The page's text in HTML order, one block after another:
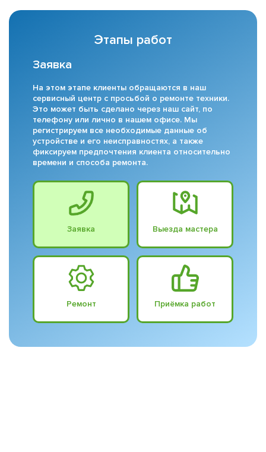
Этапы работ
Заявка
На этом этапе клиенты обращаются в наш
сервисный центр с просьбой о ремонте техники.
Это может быть сделано через наш сайт, по
телефону или лично в нашем офисе. Мы
регистрируем все необходимые данные об
устройстве и его неисправностях, а также
фиксируем предпочтения клиента относительно
времени и способа ремонта.
Заявка Выезда мастера
Ремонт Приёмка работ